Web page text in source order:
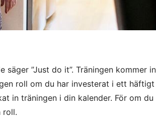
”Just do it”. Träningen kommer
roll om du har investerat i ett häftigt
in träningen i din kalender. För om du
roll.